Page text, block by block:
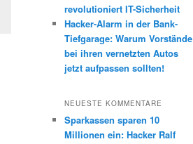
revolutioniert IT-Sicherheit
Hacker-Alarm in der Bank-
Tiefgarage: Warum Vorstände
bei ihren vernetzten Autos
jetzt aufpassen sollten!
NEUESTE KOMMENTARE
Sparkassen sparen 10
Millionen ein: Hacker Ralf